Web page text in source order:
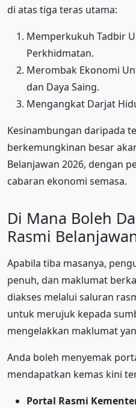
di atas tiga teras utama:
Memperkukuh Tadbir
Perkhidmatan.
Merombak Ekonomi
dan Daya Saing.
Mengangkat Darjat
Kesinambungan daripada
berkemungkinan besar
Belanjawan 2026, dengan
cabaran ekonomi semasa.
Di Mana Boleh
Rasmi
Apabila tiba masanya,
penuh, dan maklumat
diakses melalui saluran
untuk merujuk kepada
mengelakkan maklumat
Anda boleh menyemak
mendapatkan kemas kini
Portal Rasmi